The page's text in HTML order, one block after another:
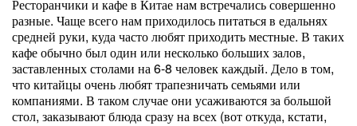
Ресторанчики и кафе в Китае нам встречались совершенно
разные. Чаще всего нам приходилось питаться в едальнях
средней руки, куда часто любят приходить местные. В таких
кафе обычно был один или несколько больших залов,
заставленных столами на 6-8 человек каждый. Дело в том,
что китайцы очень любят трапезничать семьями или
компаниями. В таком случае они усаживаются за большой
стол, заказывают блюда сразу на всех (вот откуда, кстати,